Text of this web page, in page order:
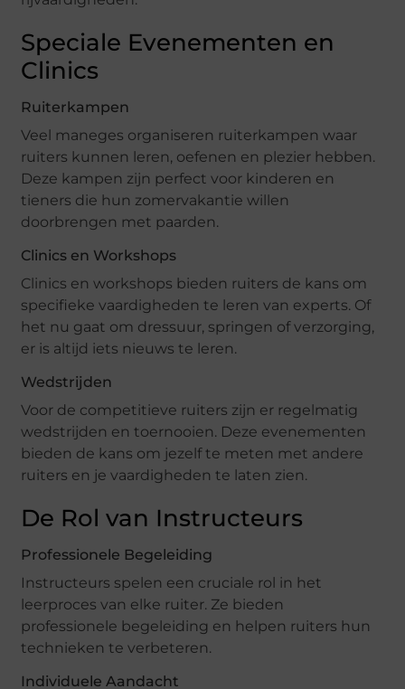
Speciale Evenementen en
Clinics
Ruiterkampen
Veel maneges organiseren ruiterkampen waar
ruiters kunnen leren, oefenen en plezier hebben.
Deze kampen zijn perfect voor kinderen en
tieners die hun zomervakantie willen
doorbrengen met paarden.
Clinics en Workshops
Clinics en workshops bieden ruiters de kans om
specifieke vaardigheden te leren van experts. Of
het nu gaat om dressuur, springen of verzorging,
er is altijd iets nieuws te leren.
Wedstrijden
Voor de competitieve ruiters zijn er regelmatig
wedstrijden en toernooien. Deze evenementen
bieden de kans om jezelf te meten met andere
ruiters en je vaardigheden te laten zien.
De Rol van Instructeurs
Professionele Begeleiding
Instructeurs spelen een cruciale rol in het
leerproces van elke ruiter. Ze bieden
professionele begeleiding en helpen ruiters hun
technieken te verbeteren.
Individuele Aandacht